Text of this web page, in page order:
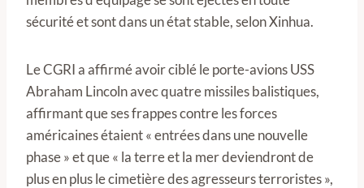
sécurité et sont dans un état stable, selon Xinhua.
Le CGRI a affirmé avoir ciblé le porte-avions USS
Abraham Lincoln avec quatre missiles balistiques,
affirmant que ses frappes contre les forces
américaines étaient « entrées dans une nouvelle
phase » et que « la terre et la mer deviendront de
plus en plus le cimetière des agresseurs terroristes »,